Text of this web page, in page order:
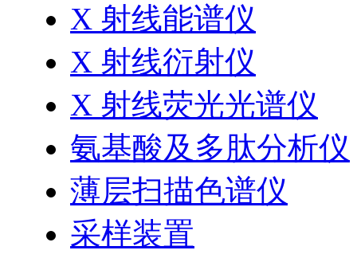
X 射线能谱仪
X 射线衍射仪
X 射线荧光光谱仪
氨基酸及多肽分析仪
薄层扫描色谱仪
采样装置